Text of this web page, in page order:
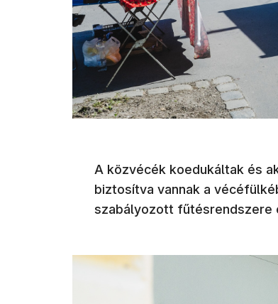
A közvécék koedukáltak és
biztosítva vannak a
szabályozott fűtésrendszere